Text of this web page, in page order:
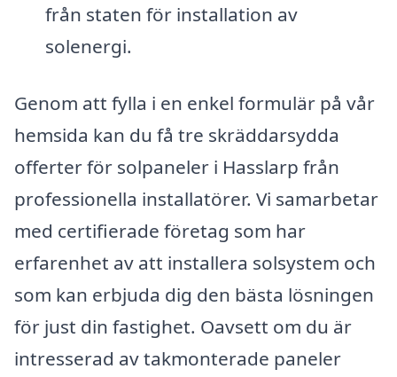
från staten för installation av
solenergi.
Genom att fylla i en enkel formulär på vår
hemsida kan du få tre skräddarsydda
offerter för solpaneler i Hasslarp från
professionella installatörer. Vi samarbetar
med certifierade företag som har
erfarenhet av att installera solsystem och
som kan erbjuda dig den bästa lösningen
för just din fastighet. Oavsett om du är
intresserad av takmonterade paneler